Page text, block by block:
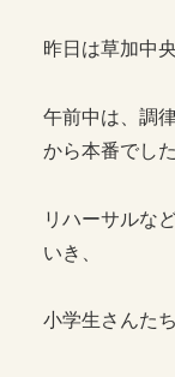
昨日は草加中
午前中は、調
から本番でした
リハーサルな
いき、
小学生さんた